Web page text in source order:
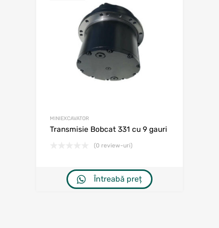
MINIEXCAVATOR
Transmisie Bobcat 331 cu 9 gauri
(0 review-uri)
Întreabă preț